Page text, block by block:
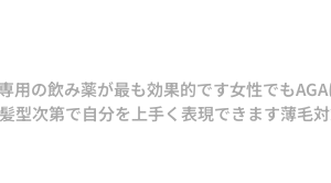
用の飲み薬が最も効果的です女性でも
型次第で自分を上手く表現できます薄毛